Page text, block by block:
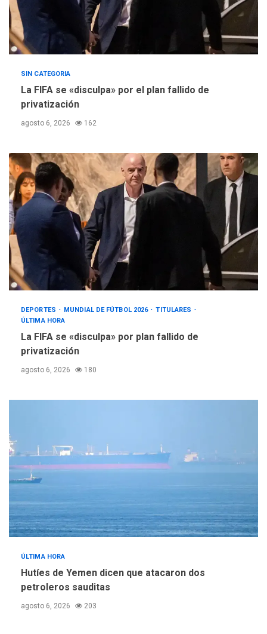
SIN CATEGORIA
La FIFA se «disculpa» por el plan fallido de
privatización
agosto 6, 2026 162
DEPORTES MUNDIAL DE FÚTBOL 2026
TITULARES
ÚLTIMA HORA
La FIFA se «disculpa» por plan fallido de
privatización
agosto 6, 2026 180
ÚLTIMA HORA
Hutíes de Yemen dicen que atacaron dos
petroleros sauditas
agosto 6, 2026 203